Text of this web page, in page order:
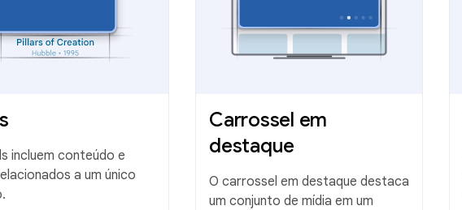
incluem conteúdo e
a um único
Carrossel em
destaque
O carrossel em destaque destaca
um conjunto de mídia em um